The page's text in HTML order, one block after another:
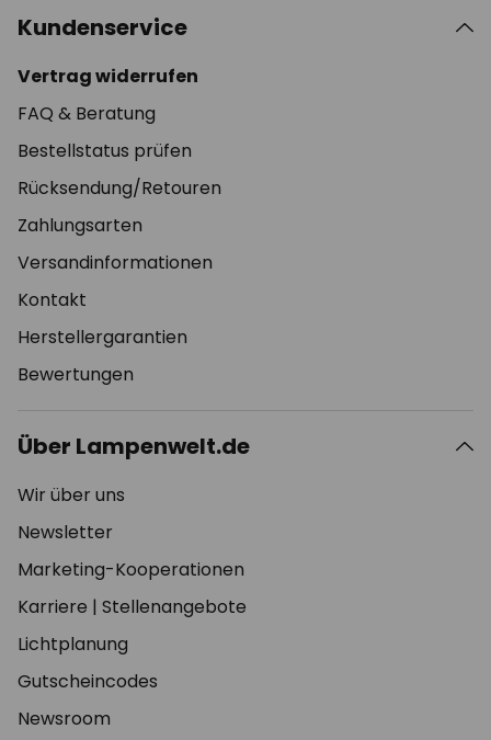
Kundenservice
Vertrag widerrufen
FAQ & Beratung
Bestellstatus prüfen
Rücksendung/Retouren
Zahlungsarten
Versandinformationen
Kontakt
Herstellergarantien
Bewertungen
Über Lampenwelt.de
Wir über uns
Newsletter
Marketing-Kooperationen
Karriere | Stellenangebote
Lichtplanung
Gutscheincodes
Newsroom